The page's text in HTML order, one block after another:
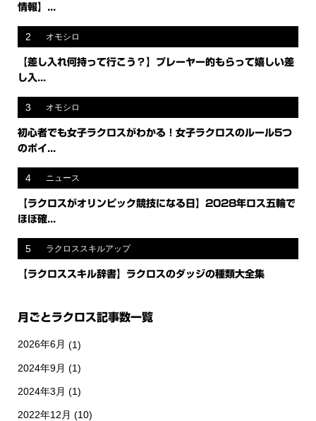
情報】...
2 オモシロ
【差し入れ何持って行こう？】プレーヤー的もらって嬉しい差
し入...
3 オモシロ
初心者でも女子ラクロスがわかる！女子ラクロスのルール5つ
のポイ...
4 ニュース
【ラクロスがオリンピック競技になる日】2028年ロス五輪で
ほぼ確...
5 ラクロススキルアップ
【ラクロススキル辞書】ラクロスのダッジの種類大全集
月ごとラクロス記事数一覧
2026年6月 (1)
2024年9月 (1)
2024年3月 (1)
2022年12月 (10)